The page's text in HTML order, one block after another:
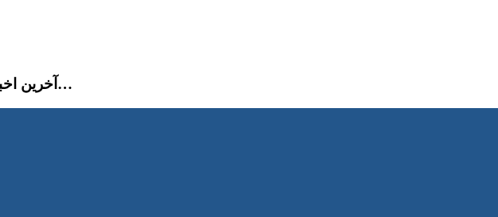
آخرین اخبار دنیای حسابداری را از ما بخواهید…